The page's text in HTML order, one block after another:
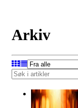
Arkiv